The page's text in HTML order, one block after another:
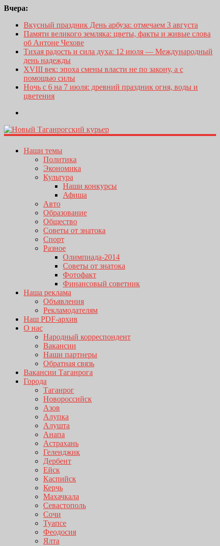
Вчера:
Вкусный праздник День арбуза: отмечаем 3 августа
Памяти великого земляка: цветы, факты и живые слова
об Антоне Чехове
Тихая радость и сила духа: 12 июля — Международный
день надежды
XVIII век: эпоха смены власти не по закону, а с
помощью силы
Ночь с 6 на 7 июля: древний праздник огня, воды и
цветения
Наши темы
Политика
Экономика
Культура
Наши конкурсы
Афиша
Авто
Образование
Общество
Советы от знатока
Спорт
Разное
Олимпиада-2014
Советы от знатока
Фотофакт
Финансовый советник
Наша реклама
Объявления
Рекламодателям
Наш PDF-архив
О нас
Народный корреспондент
Вакансии
Наши партнеры
Обратная связь
Вакансии Таганрога
Города
Таганрог
Новороссийск
Азов
Алупка
Алушта
Анапа
Астрахань
Геленджик
Дербент
Ейск
Каспийск
Керчь
Махачкала
Севастополь
Сочи
Туапсе
Феодосия
Ялта